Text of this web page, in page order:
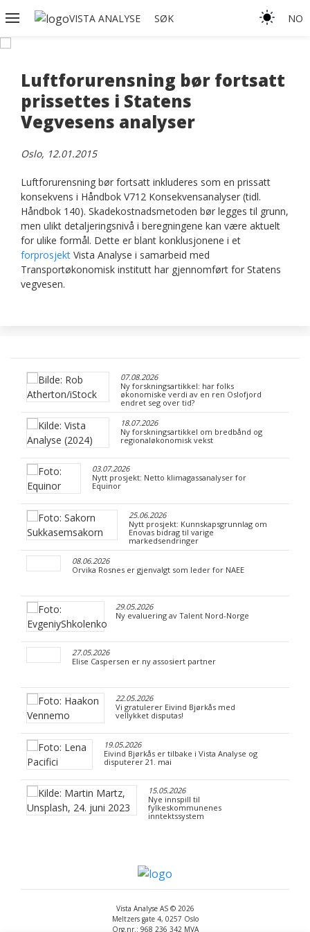
VISTA ANALYSE SØK NO
Luftforurensning bør fortsatt
prissettes i Statens
Vegvesens analyser
Oslo, 12.01.2015
Luftforurensning bør fortsatt inkluderes som en prissatt
konsekvens i Håndbok V712 Konsekvensanalyser (tidl.
Håndbok 140). Skadekostnadsmetoden bør legges til grunn,
men ulikt detaljeringsnivå i beregningene kan være aktuelt
for ulike formål. Dette er blant konklusjonene i et
forprosjekt Vista Analyse i samarbeid med
Transportøkonomisk institutt har gjennomført for Statens
vegvesen.
07.08.2026
Ny forskningsartikkel: har folks
økonomiske verdi av en ren Oslofjord
endret seg over tid?
18.07.2026
Ny forskningsartikkel om bredbånd og
regionaløkonomisk vekst
03.07.2026
Nytt prosjekt: Netto klimagassanalyser for
Equinor
25.06.2026
Nytt prosjekt: Kunnskapsgrunnlag om
Enovas bidrag til varige
markedsendringer
08.06.2026
Orvika Rosnes er gjenvalgt som leder for NAEE
29.05.2026
Ny evaluering av Talent Nord-Norge
27.05.2026
Elise Caspersen er ny assosiert partner
22.05.2026
Vi gratulerer Eivind Bjørkås med
vellykket disputas!
19.05.2026
Eivind Bjørkås er tilbake i Vista Analyse og
disputerer 21. mai
15.05.2026
Nye innspill til
fylkeskommunenes
inntektssystem
Vista Analyse AS © 2026
Meltzers gate 4, 0257 Oslo
Org.nr.: 968 236 342 MVA